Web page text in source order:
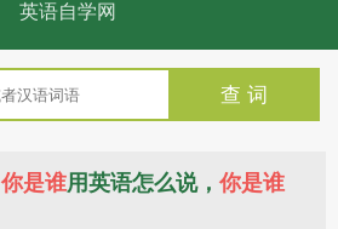
英语自学网
查 词
你是谁用英语怎么说， 你是谁